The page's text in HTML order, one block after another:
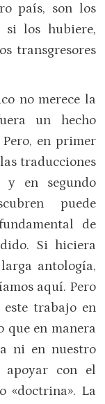
país, son los
si los hubiere,
transgresores
no merece la
un hecho
en primer
traducciones
y en segundo
puede
de
Si hiciera
antología,
aquí. Pero
trabajo en
que en manera
ni en nuestro
apoyar con el
«doctrina». La